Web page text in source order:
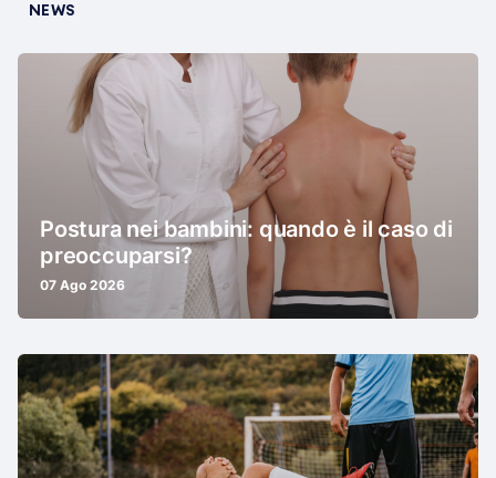
NEWS
Postura nei bambini: quando è il caso di
preoccuparsi?
07 Ago 2026